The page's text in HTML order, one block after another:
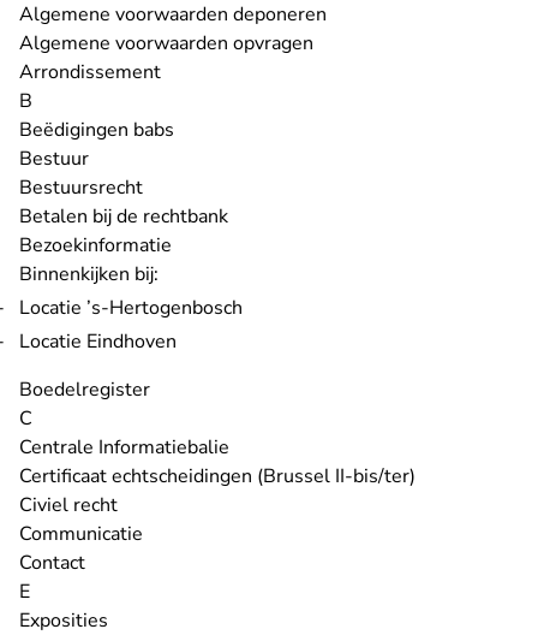
Algemene voorwaarden deponeren
Algemene voorwaarden opvragen
Arrondissement
B
Beëdigingen babs
Bestuur
Bestuursrecht
Betalen bij de rechtbank
Bezoekinformatie
Binnenkijken bij:
Locatie ’s-Hertogenbosch
Locatie Eindhoven
Boedelregister
C
Centrale Informatiebalie
Certificaat echtscheidingen (Brussel II-bis/ter)
Civiel recht
Communicatie
Contact
E
Exposities